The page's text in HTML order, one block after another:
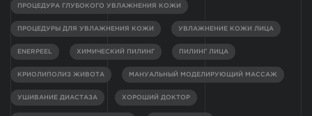
ПРОЦЕДУРА ГЛУБОКОГО УВЛАЖНЕНИЯ КОЖИ
ПРОЦЕДУРЫ ДЛЯ УВЛАЖНЕНИЯ КОЖИ УВЛАЖНЕНИЕ КОЖИ ЛИЦА
ENERPEEL ХИМИЧЕСКИЙ ПИЛИНГ ПИЛИНГ ЛИЦА
КРИОЛИПОЛИЗ ЖИВОТА МАНУАЛЬНЫЙ МОДЕЛИРУЮЩИЙ МАССАЖ
УШИВАНИЕ ДИАСТАЗА ХОРОШИЙ ДОКТОР